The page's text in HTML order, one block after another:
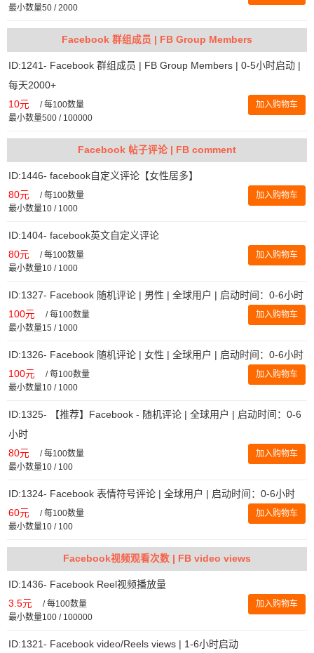
最小数量50 / 2000
Facebook 群组成员 | FB Group Members
ID:1241- Facebook 群组成员 | FB Group Members | 0-5小时启动 |
每天2000+
10元 /每100数量
最小数量500 / 100000
加入购物车
Facebook 帖子评论 | FB comment
ID:1446- facebook自定义评论【女性居多】
80元 /每100数量
最小数量10 / 1000
加入购物车
ID:1404- facebook英文自定义评论
80元 /每100数量
最小数量10 / 1000
加入购物车
ID:1327- Facebook 随机评论 | 男性 | 全球用户 | 启动时间：0-6小时
100元 /每100数量
最小数量15 / 1000
加入购物车
ID:1326- Facebook 随机评论 | 女性 | 全球用户 | 启动时间：0-6小时
100元 /每100数量
最小数量10 / 1000
加入购物车
ID:1325- 【推荐】Facebook - 随机评论 | 全球用户 | 启动时间：0-6
小时
80元 /每100数量
最小数量10 / 100
加入购物车
ID:1324- Facebook 表情符号评论 | 全球用户 | 启动时间：0-6小时
60元 /每100数量
最小数量10 / 100
加入购物车
Facebook视频观看次数 | FB video views
ID:1436- Facebook Reel视频播放量
3.5元 /每100数量
最小数量100 / 100000
加入购物车
ID:1321- Facebook video/Reels views | 1-6小时启动